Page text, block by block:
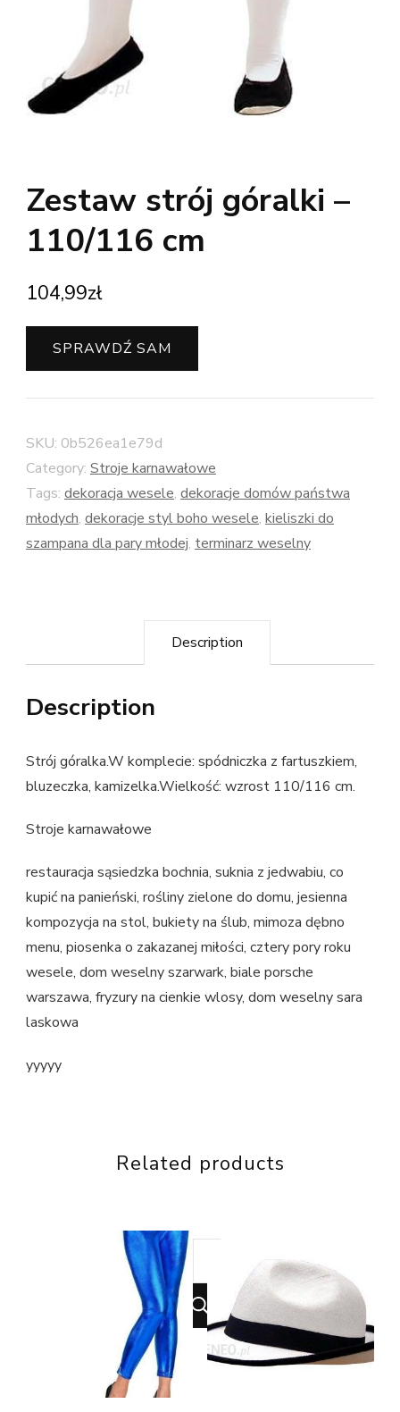
Zestaw strój góralki –
110/116 cm
104,99zł
SPRAWDŹ SAM
SKU: 0b526ea1e79d
Category: Stroje karnawałowe
Tags: dekoracja wesele, dekoracje domów państwa
młodych, dekoracje styl boho wesele, kieliszki do
szampana dla pary młodej, terminarz weselny
Description
Description
Strój góralka.W komplecie: spódniczka z fartuszkiem,
bluzeczka, kamizelka.Wielkość: wzrost 110/116 cm.
Stroje karnawałowe
restauracja sąsiedzka bochnia, suknia z jedwabiu, co
kupić na panieński, rośliny zielone do domu, jesienna
kompozycja na stol, bukiety na ślub, mimoza dębno
menu, piosenka o zakazanej miłości, cztery pory roku
wesele, dom weselny szarwark, biale porsche
warszawa, fryzury na cienkie wlosy, dom weselny sara
laskowa
yyyyy
Related products
for
Something?